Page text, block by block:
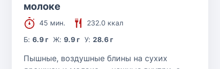
молоке
45 мин.
232.0 ккал
Б:6.9 г Ж: 9.9 г У: 28.6 г
Пышные, воздушные блины на сухих